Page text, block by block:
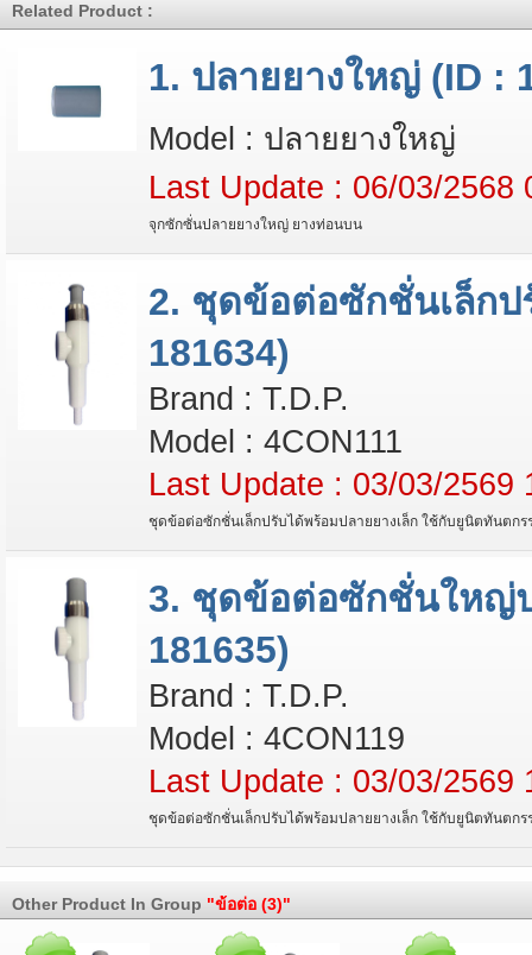
Related Product :
1. ปลายยางใหญ่ (ID :
Model : ปลายยางใหญ่
Last Update : 06/03/2568
จุกซักซั่นปลายยางใหญ่ ยางท่อนบน
2. ชุดข้อต่อซักชั่นเล็กป
181634)
Brand : T.D.P.
Model : 4CON111
Last Update : 03/03/2569
ชุดข้อต่อซักชั่นเล็กปรับได้พร้อมปลายยางเล็ก ใช้กับยูนิตทันตก
3. ชุดข้อต่อซักชั่นใหญ่
181635)
Brand : T.D.P.
Model : 4CON119
Last Update : 03/03/2569
ชุดข้อต่อซักชั่นเล็กปรับได้พร้อมปลายยางเล็ก ใช้กับยูนิตทันตก
Other Product In Group "ข้อต่อ (3)"